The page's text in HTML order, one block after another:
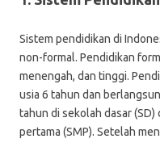
Sistem pendidikan di
non-formal. Pendidikan
menengah, dan tinggi.
usia 6 tahun dan
tahun di sekolah dasar
pertama (SMP). Setelah